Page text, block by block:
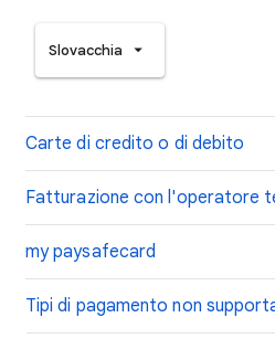
Slovacchia
Carte di credito o di debito
Fatturazione con l'operatore
my paysafecard
Tipi di pagamento non